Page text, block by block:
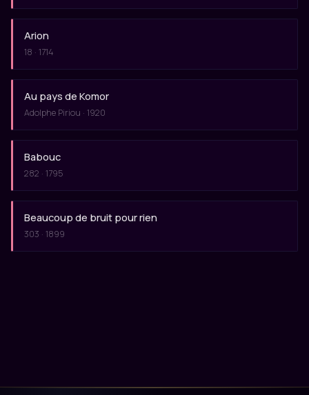
Arion
18 · 1714
Au pays de Komor
Adolphe Piriou · 1920
Babouc
282 · 1795
Beaucoup de bruit pour rien
303 · 1899